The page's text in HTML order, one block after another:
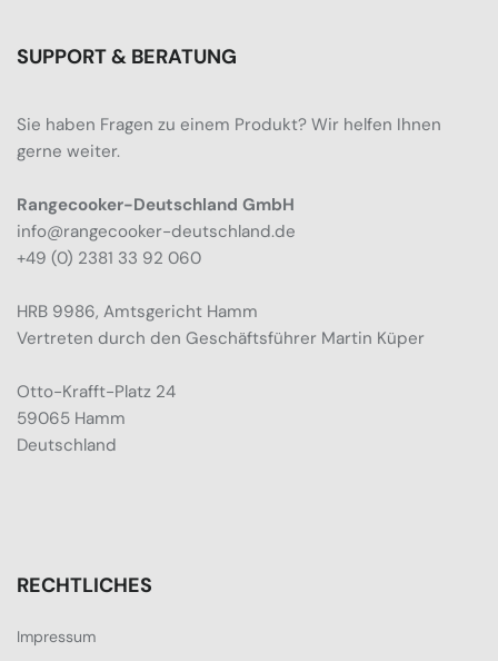
SUPPORT & BERATUNG
Sie haben Fragen zu einem Produkt? Wir helfen Ihnen
gerne weiter.
Rangecooker-Deutschland GmbH
info@rangecooker-deutschland.de
+49 (0) 2381 33 92 060
HRB 9986, Amtsgericht Hamm
Vertreten durch den Geschäftsführer Martin Küper
Otto-Krafft-Platz 24
59065 Hamm
Deutschland
RECHTLICHES
Impressum